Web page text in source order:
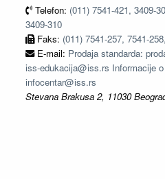
Telefon: (011) 7541-421, 3409-
3409-310
Faks: (011) 7541-257, 7541-
E-mail: Prodaja standarda:
iss-edukacija@iss.rs Informacije
infocentar@iss.rs
Stevana Brakusa 2, 11030